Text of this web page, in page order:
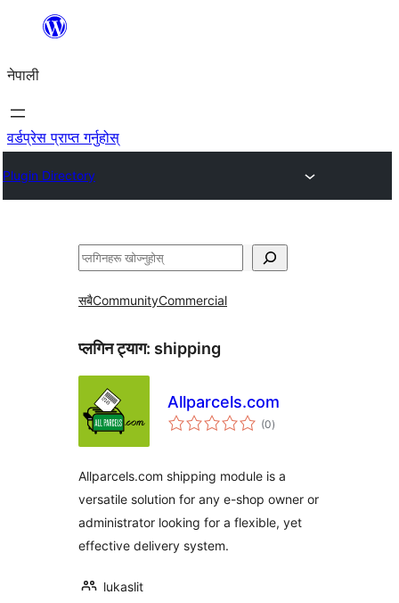
सामग्रीमा
नेपाली
वर्डप्रेस प्राप्त गर्नुहोस्
Plugin Directory
खोज्नुहोस्
सबैCommunityCommercial
प्लगिन ट्याग: shipping
Allparcels.com
(0कुल
रेटिङ्गहरू
)
Allparcels.com shipping module is a
versatile solution for any e-shop owner or
administrator looking for a flexible, yet
effective delivery system.
lukaslit